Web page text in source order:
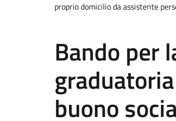
proprio domicilio da assistente
Bando per
buono